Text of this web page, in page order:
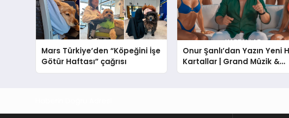
Mars Türkiye’den “Köpeğini İşe
Götür Haftası” çağrısı
Onur Şanlı’dan Yazın Yeni
Kartallar | Grand Müzik &
Nihat Ulaş İmzalı Yeni Şarkı